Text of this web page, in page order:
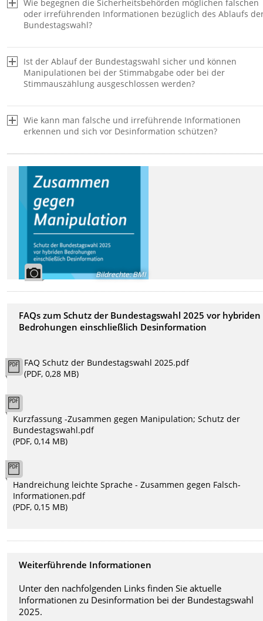
Wie begegnen die Sicherheitsbehörden möglichen falschen
oder irreführenden Informationen bezüglich des Ablaufs
Bundestagswahl?
Ist der Ablauf der Bundestagswahl sicher und können
Manipulationen bei der Stimmabgabe oder bei der
Stimmauszählung ausgeschlossen werden?
Wie kann man falsche und irreführende Informationen
erkennen und sich vor Desinformation schützen?
Bildrechte:BMI
FAQs zum Schutz der Bundestagswahl 2025 vor hybriden
Bedrohungen einschließlich Desinformation
FAQ Schutz der Bundestagswahl 2025.pdf
(PDF, 0,28 MB)
Kurzfassung -Zusammen gegen Manipulation; Schutz der
Bundestagswahl.pdf
(PDF, 0,14 MB)
Handreichung leichte Sprache - Zusammen gegen Falsch-
Informationen.pdf
(PDF, 0,15 MB)
Weiterführende Informationen
Unter den nachfolgenden Links finden Sie aktuelle
Informationen zu Desinformation bei der Bundestagswahl
2025.